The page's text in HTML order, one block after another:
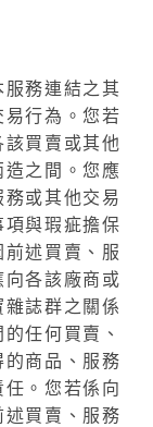
務連結之其
行為。您若
買賣或其他
之間。您應
或其他交易
與瑕疵擔保
述買賣、服
各該廠商或
誌群之關係
任何買賣、
商品、服務
。您若係向
買賣、服務